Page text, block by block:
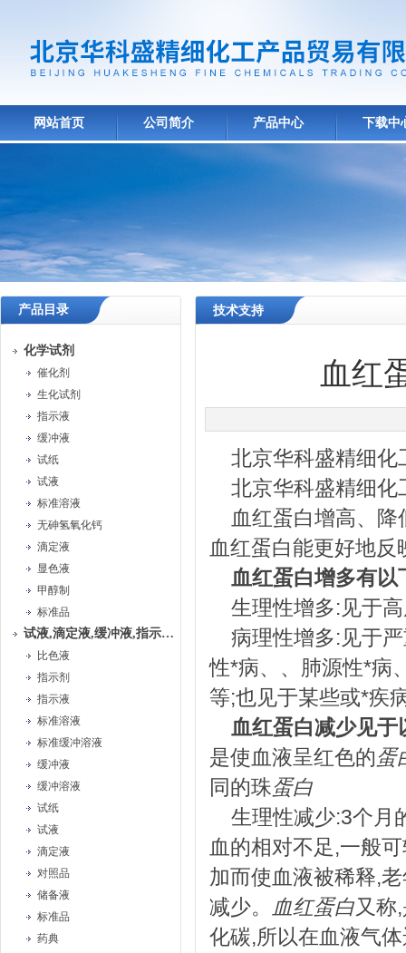
网站首页 公司简介 产品中心 下载中
产品目录
化学试剂
催化剂
生化试剂
指示液
缓冲液
试纸
试液
标准溶液
无砷氢氧化钙
滴定液
显色液
甲醇制
标准品
试液,滴定液,缓冲液,指示液,试纸
比色液
指示剂
指示液
标准溶液
标准缓冲溶液
缓冲液
缓冲溶液
试纸
试液
滴定液
对照品
储备液
标准品
药典
技术支持
血红
北京华科盛精细化
北京华科盛精细化
血红蛋白增高、
血红蛋白能更好地反
血红蛋白增多有以
生理性增多:见于
病理性增多:见于
性*病、、肺源性*病
等;也见于某些或*疾
血红蛋白减少见于
是使血液呈红色的蛋
同的珠蛋白
生理性减少:3个月
血的相对不足,一般
加而使血液被稀释,
减少。
血红蛋白又称
化碳,所以在血液气